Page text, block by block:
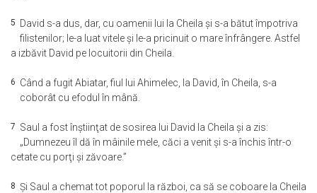
5 David s-a dus, dar, cu oamenii lui la Cheila şi s-a bătut împotriva
filistenilor; le-a luat vitele şi le-a pricinuit o mare înfrângere. Astfel
a izbăvit David pe locuitorii din Cheila.
6 Când a fugit Abiatar, fiul lui Ahimelec, la David, în Cheila, s-a
coborât cu efodul în mână.
7 Saul a fost înştiinţat de sosirea lui David la Cheila şi a zis:
„Dumnezeu îl dă în mâinile mele, căci a venit şi s-a închis într-o
cetate cu porţi şi zăvoare.”
8 Şi Saul a chemat tot poporul la război, ca să se coboare la Cheila